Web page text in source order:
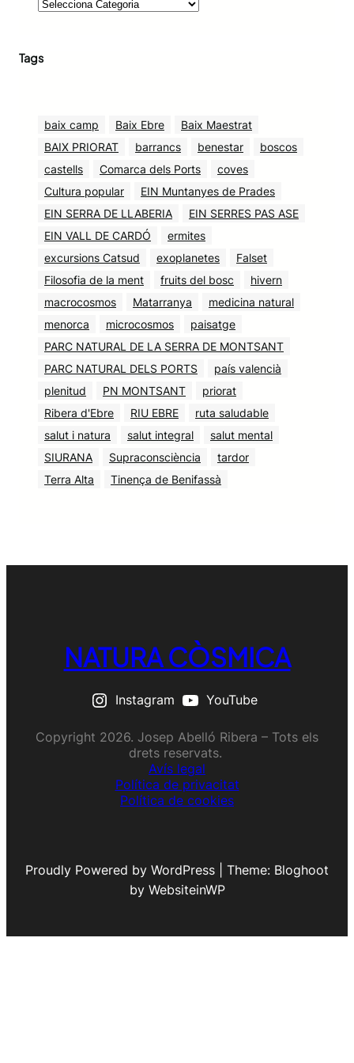
Tags
baix camp Baix Ebre
Baix Maestrat
BAIX PRIORAT
barrancs benestar
boscos
castells
Comarca dels Ports
coves
Cultura popular
EIN Muntanyes de Prades
EIN SERRA DE LLABERIA
EIN SERRES PAS ASE
EIN VALL DE CARDÓ
ermites
excursions Catsud
exoplanetes
Falset
Filosofia de la ment
fruits del bosc
hivern
macrocosmos
Matarranya
medicina natural
menorca
microcosmos
paisatge
PARC NATURAL DE LA SERRA DE MONTSANT
PARC NATURAL DELS PORTS
país valencià
plenitud
PN MONTSANT
priorat
Ribera d'Ebre
RIU EBRE
ruta saludable
salut i natura
salut integral
salut mental
SIURANA
Supraconsciència
tardor
Terra Alta
Tinença de Benifassà
NATURA CÒSMICA
Instagram YouTube
Copyright 2026. Josep Abelló Ribera – Tots els
drets reservats.
Avís legal
Política de privacitat
Política de cookies
Proudly Powered by WordPress | Theme: Bloghoot
by WebsiteinWP